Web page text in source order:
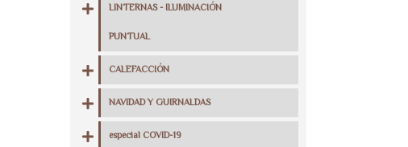
LINTERNAS - ILUMINACIÓN
PUNTUAL
CALEFACCIÓN
NAVIDAD Y GUIRNALDAS
especial COVID-19